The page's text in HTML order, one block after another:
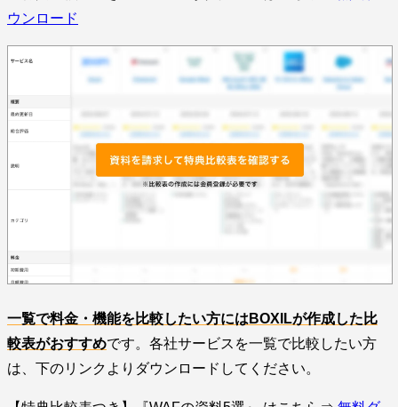
ウンロード
一覧で料金・機能を比較したい方にはBOXILが作成した比
較表がおすすめです。各社サービスを一覧で比較したい方
は、下のリンクよりダウンロードしてください。